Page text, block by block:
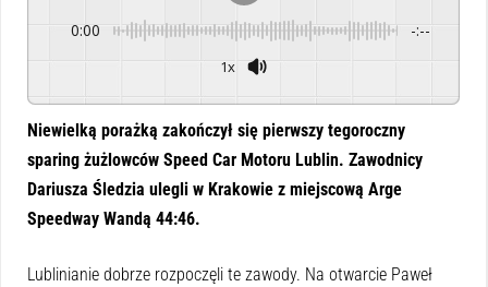
0:00 -:--
1x
Niewielką porażką zakończył się pierwszy tegoroczny
sparing żużlowców Speed Car Motoru Lublin. Zawodnicy
Dariusza Śledzia ulegli w Krakowie z miejscową Arge
Speedway Wandą 44:46.
Lublinianie dobrze rozpoczęli te zawody. Na otwarcie Paweł